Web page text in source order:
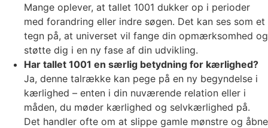
Mange oplever, at tallet 1001 dukker op i perioder
med forandring eller indre søgen. Det kan ses som et
tegn på, at universet vil fange din opmærksomhed og
støtte dig i en ny fase af din udvikling.
Har tallet 1001 en særlig betydning for kærlighed?
Ja, denne talrække kan pege på en ny begyndelse i
kærlighed – enten i din nuværende relation eller i
måden, du møder kærlighed og selvkærlighed på.
Det handler ofte om at slippe gamle mønstre og åbne